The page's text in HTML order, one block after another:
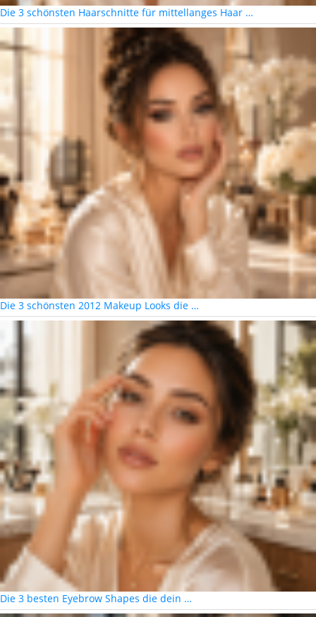
Die 3 schönsten Haarschnitte für mittellanges Haar …
Die 3 schönsten 2012 Makeup Looks die …
Die 3 besten Eyebrow Shapes die dein …